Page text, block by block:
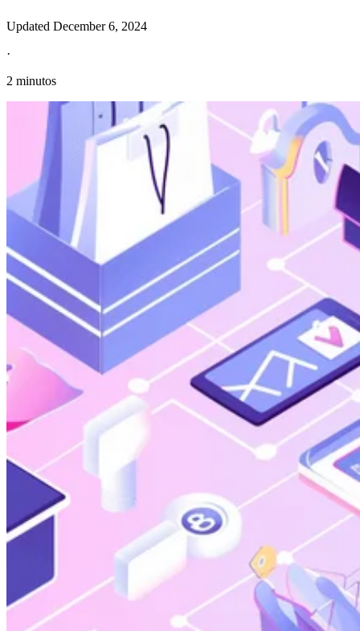
Información fiscal
Guías
Guías fiscales por país
Updated December 6, 2024
·
2 minutos